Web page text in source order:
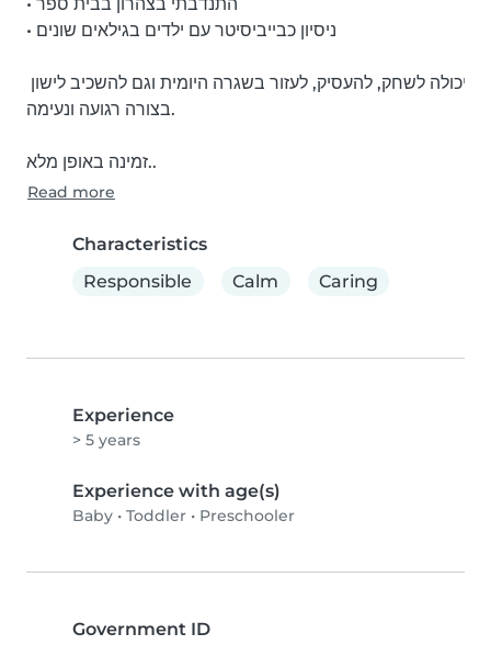
• ניסיון כבייביסיטר עם ילדים בגילאים שונים
בצורה רגועה ונעימה.
זמינה באופן מלא..
Read more
Characteristics
Responsible
Calm Caring
Experience
> 5 years
Experience with age(s)
Baby • Toddler • Preschooler
Government ID